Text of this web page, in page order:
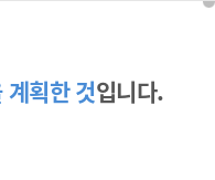
획한 것입니다.